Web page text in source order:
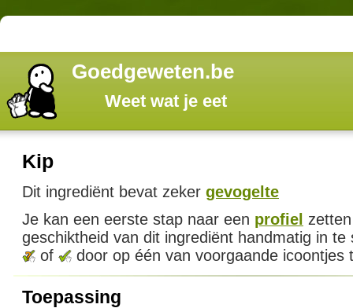
Goedgeweten.be
Weet wat je eet
Kip
Dit ingrediënt bevat zeker gevogelte
Je kan een eerste stap naar een profiel
geschiktheid van dit ingrediënt handmatig in
of
door op één van voorgaande icoontjes
Toepassing